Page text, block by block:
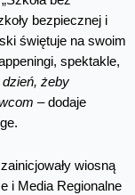
bezpiecznej i
świętuje na swoim
spektakle,
żeby
– dodaje
wiosną
i Media Regionalne